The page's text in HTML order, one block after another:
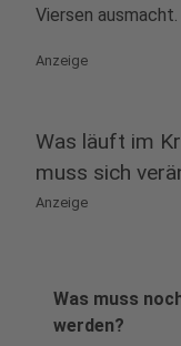
Viersen ausmacht.
Anzeige
Was läuft im
muss sich
Anzeige
Was muss
werden?